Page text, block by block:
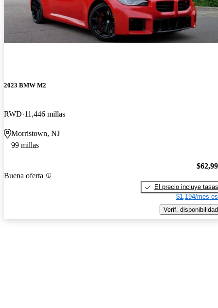
2023 BMW M2
RWD 11,446 millas
Morristown, NJ
99 millas
Buena oferta
El precio incluye tasas
$1,194/mes
Verif. disponibilidad